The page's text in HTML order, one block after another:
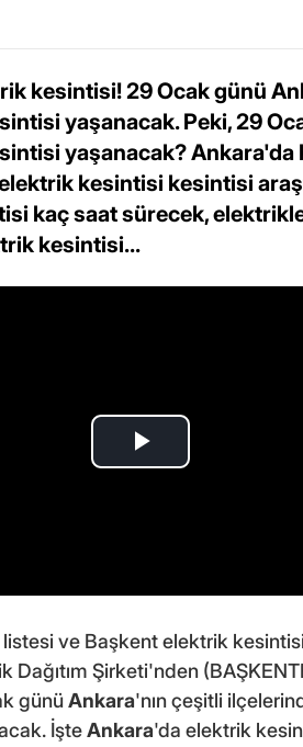
kesintisi! 29 Ocak günü
yaşanacak. Peki, 29
yaşanacak? Ankara'da
kesintisi kesintisi
kaç saat sürecek,
kesintisi...
ve Başkent elektrik kesintisi
Dağıtım Şirketi'nden
günüAnkara'nın çeşitli
İşteAnkara'da elektrik